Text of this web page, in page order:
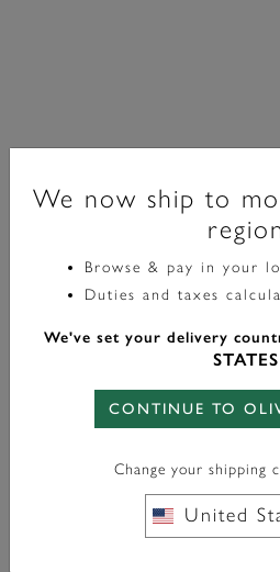
Trend
Collier Superposition Ever
£70.00
Color:
We now ship to
Browse & pay in your
Duties and taxes
We've set your delivery
STATES
CONTINUE TO
Change your shipping
United